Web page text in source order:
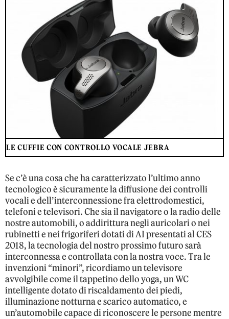
LE CUFFIE CON CONTROLLO VOCALE JEBRA
Se c’è una cosa che ha caratterizzato l’ultimo anno
tecnologico è sicuramente la diffusione dei controlli
vocali e dell’interconnessione fra elettrodomestici,
telefoni e televisori. Che sia il navigatore o la radio delle
nostre automobili, o addirittura negli auricolari o nei
rubinetti e nei frigoriferi dotati di AI presentati al CES
2018, la tecnologia del nostro prossimo futuro sarà
interconnessa e controllata con la nostra voce. Tra le
invenzioni “minori”, ricordiamo un televisore
avvolgibile come il tappetino dello yoga, un WC
intelligente dotato di riscaldamento dei piedi,
illuminazione notturna e scarico automatico, e
un’automobile capace di riconoscere le persone mentre